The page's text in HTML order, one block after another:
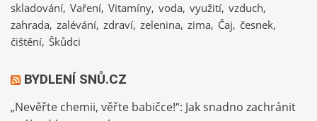
skladování Vaření Vitamíny voda využití vzduch
zahrada zalévání zdraví zelenina zima Čaj česnek
čištění Škůdci
BYDLENÍ SNŮ.CZ
„Nevěřte chemii, věřte babičce!“: Jak snadno zachránit